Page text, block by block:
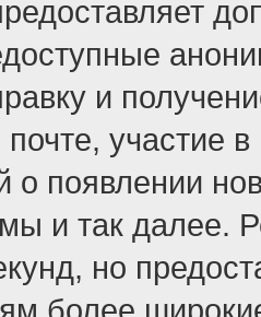
и
почте, участие
о появлении
и так далее.
но